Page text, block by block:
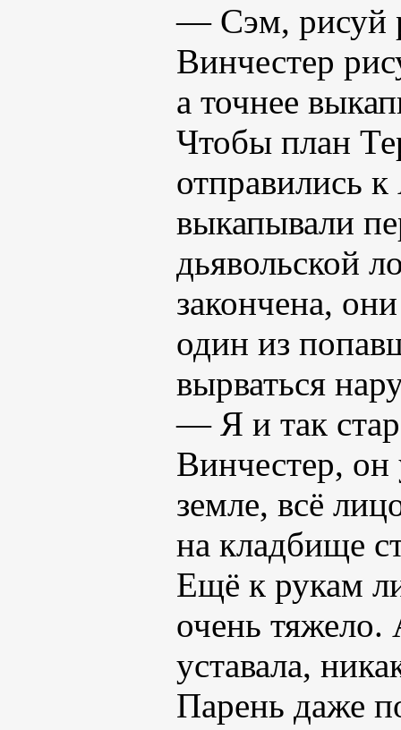
— Сэм, рисуй
Винчестер
а точнее
Чтобы план
отправились
выкапывали
дьявольской
закончена,
один из
вырваться
— Я и так
Винчестер, он
земле, всё
на кладбище
Ещё к рукам
очень тяжело.
уставала,
Парень даже